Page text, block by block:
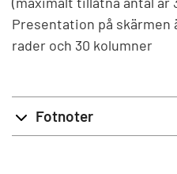
Presentation på skärmen
rader och 30 kolumner
Fotnoter